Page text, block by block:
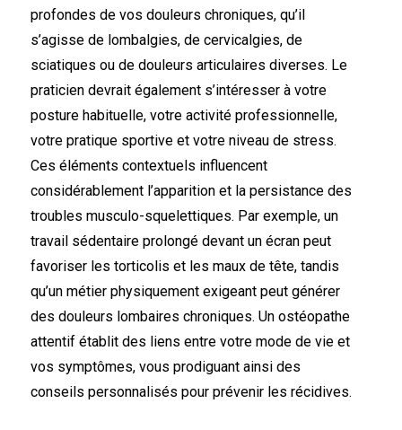
profondes de vos douleurs chroniques, qu’il
s’agisse de lombalgies, de cervicalgies, de
sciatiques ou de douleurs articulaires diverses. Le
praticien devrait également s’intéresser à votre
posture habituelle, votre activité professionnelle,
votre pratique sportive et votre niveau de stress.
Ces éléments contextuels influencent
considérablement l’apparition et la persistance des
troubles musculo-squelettiques. Par exemple, un
travail sédentaire prolongé devant un écran peut
favoriser les torticolis et les maux de tête, tandis
qu’un métier physiquement exigeant peut générer
des douleurs lombaires chroniques. Un ostéopathe
attentif établit des liens entre votre mode de vie et
vos symptômes, vous prodiguant ainsi des
conseils personnalisés pour prévenir les récidives.